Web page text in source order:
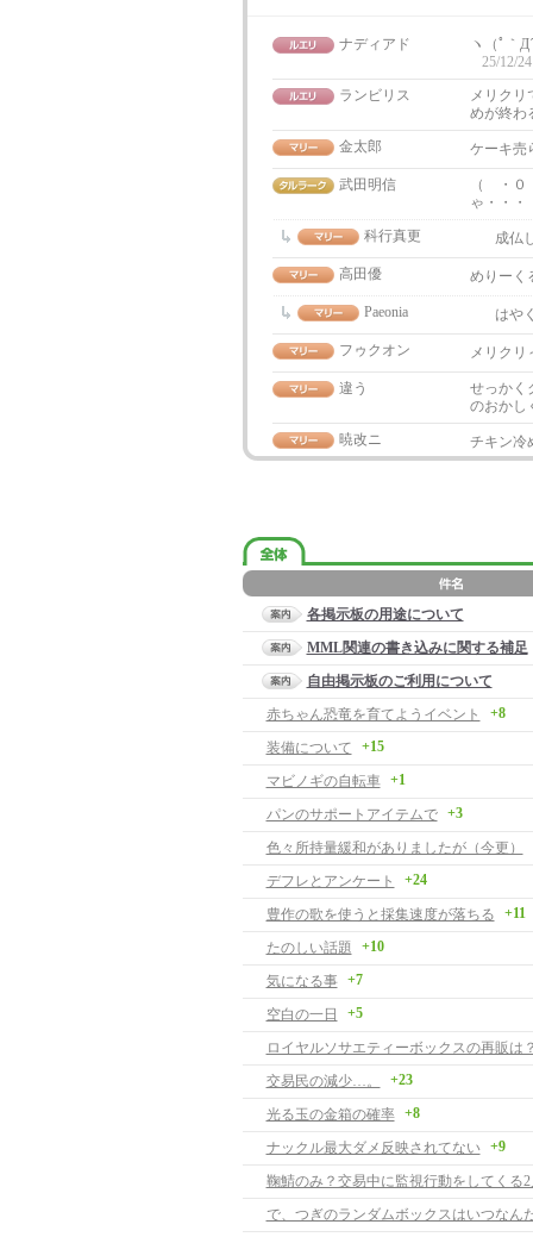
ナディアド
ヽ
25/12/
ランビリス
メリクリ
めが終わ
金太郎
ケーキ売
武田明信
（ ・０
ゃ・・・
科行真更
成仏
高田優 めりーく
Paeonia はや
フゥクオン メリク
違う
せっかく
のおかし
暁改ニ
チキン冷
各掲示板の用途について
MML関連の書き込みに関する補足
自由掲示板のご利用について
赤ちゃん恐竜を育てようイベント
+8
装備について +15
マビノギの自転車 +1
パンのサポートアイテムで +3
色々所持量緩和がありましたが（今更）
デフレとアンケート +24
豊作の歌を使うと採集速度が落ちる +11
たのしい話題 +10
気になる事 +7
空白の一日 +5
ロイヤルソサエティーボックスの再販は
交易民の減少…。
+23
光る玉の金箱の確率 +8
ナックル最大ダメ反映されてない +9
鞠鯖のみ？交易中に監視行動をしてくる